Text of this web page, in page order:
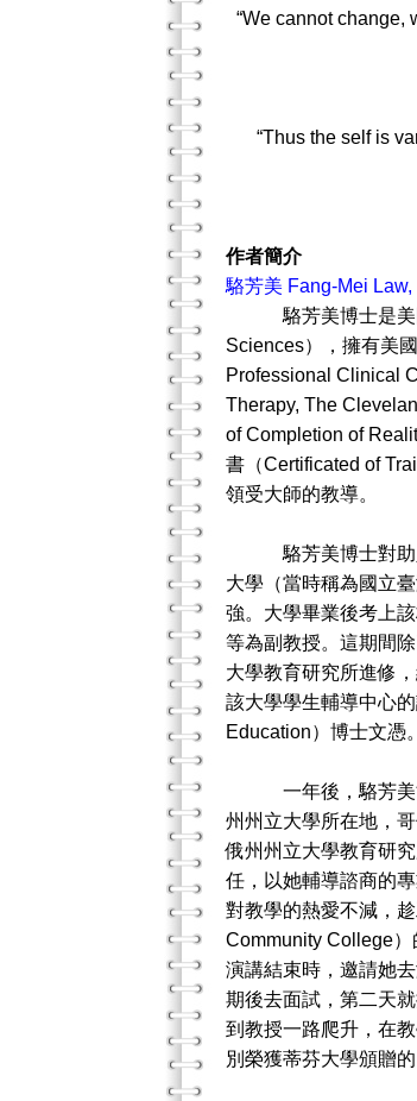
“We cannot change,
人生乖舛與多樣
“Thus the self is
作者簡介
駱芳美 Fang-Mei
駱芳美博士是美國
Sciences），擁有美
Professional Clinical
Therapy, The
of Completion of
書（Certificated of
領受大師的教導。
駱芳美博士對助人
大學（當時稱為國立
強。大學畢業後考上
等為副教授。這期間
大學教育研究所進修
該大學學生輔導中心
Education）博士文憑
一年後，駱芳美博
州州立大學所在地，
俄州州立大學教育研
任，以她輔導諮商的
對教學的熱愛不減，
Community College
演講結束時，邀請她
期後去面試，第二天
到教授一路爬升，在
別榮獲蒂芬大學頒贈